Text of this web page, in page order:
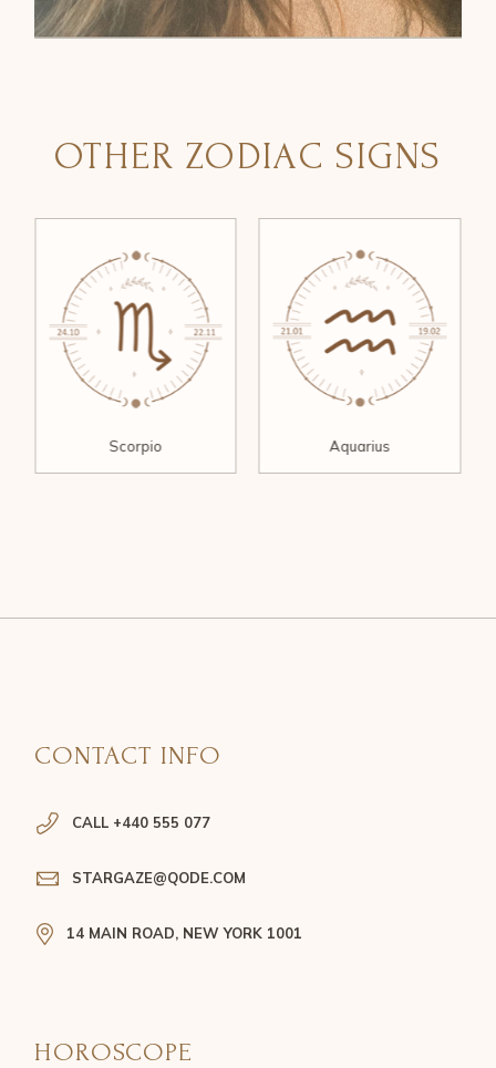
OTHER ZODIAC SIGNS
Scorpio Aquarius
CONTACT INFO
CALL +440 555 077
STARGAZE@QODE.COM
14 MAIN ROAD, NEW YORK 1001
HOROSCOPE